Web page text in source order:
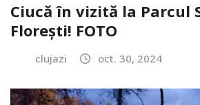
Ciucă în vizită la Parcul
Florești! FOTO
clujazi oct. 30, 2024